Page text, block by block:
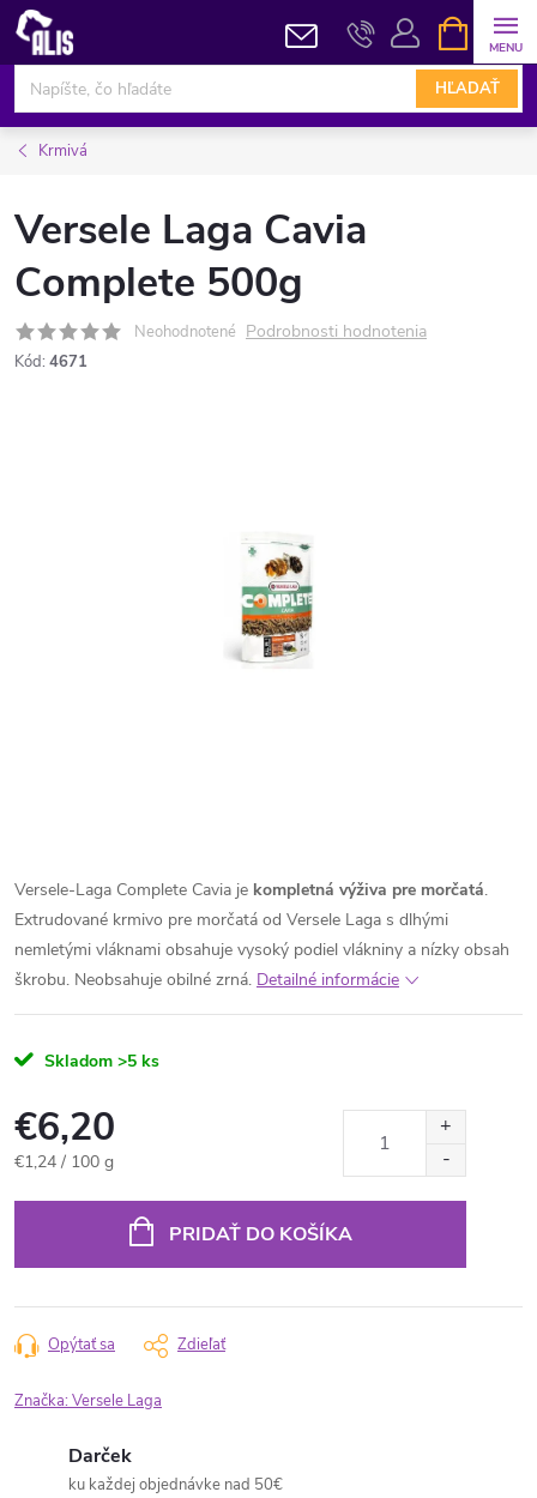
Prejsť
obsah
HĽADAŤ
KOŠÍK
Krmivá
Versele Laga Cavia
Complete 500g
Neohodnotené Podrobnosti hodnotenia
Kód: 4671
Versele-Laga Complete Cavia je kompletná výživa pre morčatá.
Extrudované krmivo pre morčatá od Versele Laga s dlhými
nemletými vláknami obsahuje vysoký podiel vlákniny a nízky obsah
škrobu. Neobsahuje obilné zrná. Detailné informácie
Skladom >5 ks
€6,20
Jednotková
€1,24 / 100 g
PRIDAŤ DO KOŠÍKA
Opýtať sa Zdieľať
Značka:Versele Laga
Darček
ku každej objednávke nad 50€